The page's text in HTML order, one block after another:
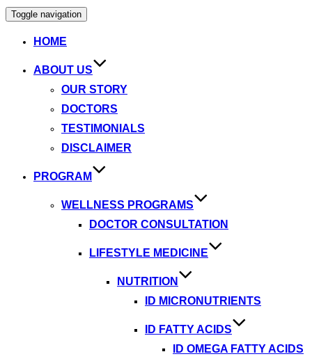
Toggle navigation
HOME
ABOUT US
OUR STORY
DOCTORS
TESTIMONIALS
DISCLAIMER
PROGRAM
WELLNESS PROGRAMS
DOCTOR CONSULTATION
LIFESTYLE MEDICINE
NUTRITION
ID MICRONUTRIENTS
ID FATTY ACIDS
ID OMEGA FATTY ACIDS